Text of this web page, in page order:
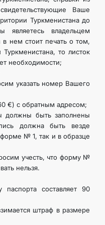
Ваше
Туркменистана до
владельцем
в нем стоит печать о том,
то листок
необходимости;
указать номер Вашего
€) с обратным адресом;
быть заполнены
должна быть везде
№ 1, так и в образце
учесть, что форму №
нельзя.
паспорта составляет 90
штраф в размере